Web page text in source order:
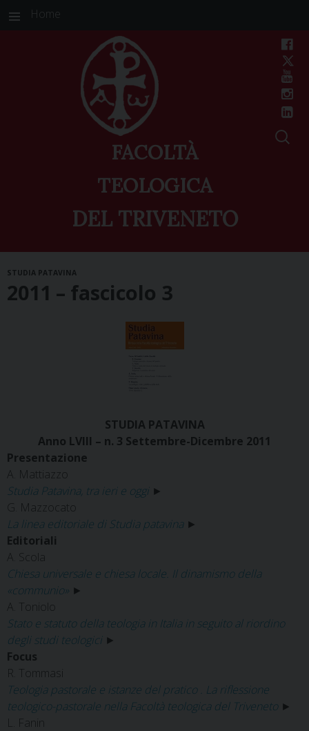
Home
FACOLTÀ
TEOLOGICA
DEL TRIVENETO
to
content
STUDIA PATAVINA
2011 – fascicolo 3
STUDIA PATAVINA
Anno LVIII – n. 3 Settembre-Dicembre 2011
Presentazione
A. Mattiazzo
Studia Patavina, tra ieri e oggi ►
G. Mazzocato
La linea editoriale di Studia patavina►
Editoriali
A. Scola
Chiesa universale e chiesa locale. Il dinamismo della
«communio» ►
A. Toniolo
Stato e statuto della teologia in Italia in seguito al riordino
degli studi teologici ►
Focus
R. Tommasi
Teologia pastorale e istanze del pratico . La riflessione
teologico-pastorale nella Facoltà teologica del Triveneto►
L. Fanin